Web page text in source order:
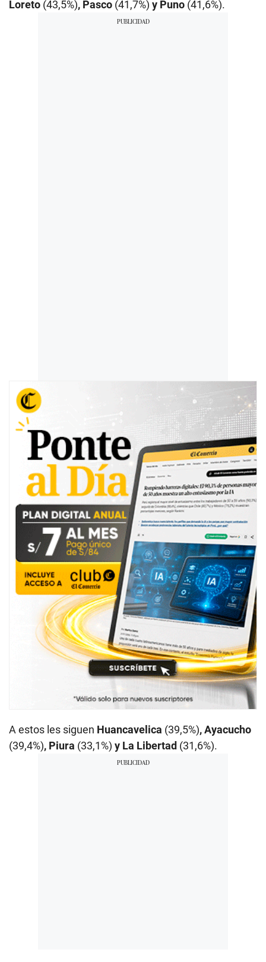
Loreto (43,5%), Pasco (41,7%) y Puno (41,6%).
A estos les siguen Huancavelica (39,5%), Ayacucho
(39,4%), Piura (33,1%) y La Libertad (31,6%).